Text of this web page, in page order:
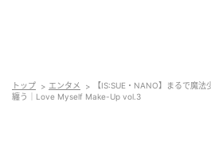
NANO（以下N）：わ、嬉しい
のはですね、「今日のメイク、
トップ エンタメ
【IS:SUE・NANO】まるで魔
纏う｜Love Myself Make-Up vol.3